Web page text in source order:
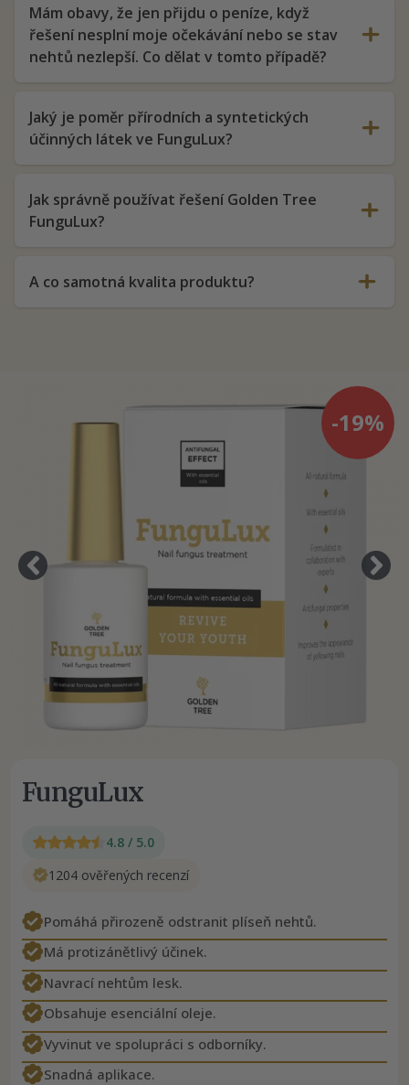
Mám obavy, že jen přijdu o peníze, když
řešení nesplní moje očekávání nebo se stav
nehtů nezlepší. Co dělat v tomto případě?
Jaký je poměr přírodních a syntetických
účinných látek ve FunguLux?
Jak správně používat řešení Golden Tree
FunguLux?
A co samotná kvalita produktu?
-19%
FunguLux
4.8 / 5.0
1204 ověřených recenzí
Pomáhá přirozeně odstranit plíseň nehtů.
Má protizánětlivý účinek.
Navrací nehtům lesk.
Obsahuje esenciální oleje.
Vyvinut ve spolupráci s odborníky.
Snadná aplikace.